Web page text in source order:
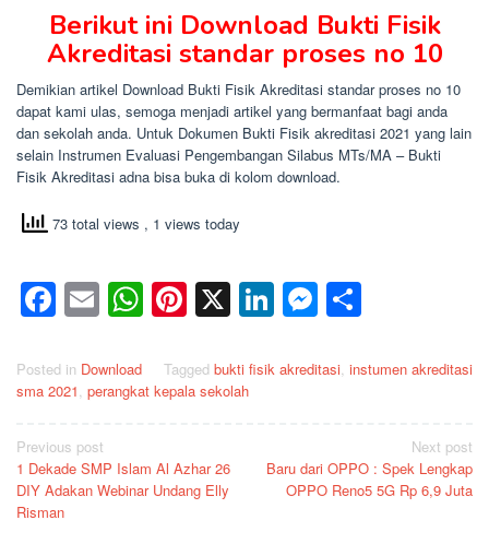
Berikut ini Download Bukti Fisik
Akreditasi standar proses no 10
Demikian artikel Download Bukti Fisik Akreditasi standar proses no 10
dapat kami ulas, semoga menjadi artikel yang bermanfaat bagi anda
dan sekolah anda. Untuk Dokumen Bukti Fisik akreditasi 2021 yang lain
selain Instrumen Evaluasi Pengembangan Silabus MTs/MA – Bukti
Fisik Akreditasi adna bisa buka di kolom download.
73 total views , 1 views today
Facebook
EmailWhatsApp
Pinterest
X LinkedIn
Posted in Download Tagged bukti fisik akreditasi, instumen akreditasi
sma 2021, perangkat kepala sekolah
Post
navigation
Previous post
1 Dekade SMP Islam Al Azhar 26
DIY Adakan Webinar Undang Elly
Risman
Next post
Baru dari OPPO : Spek Lengkap
OPPO Reno5 5G Rp 6,9 Juta